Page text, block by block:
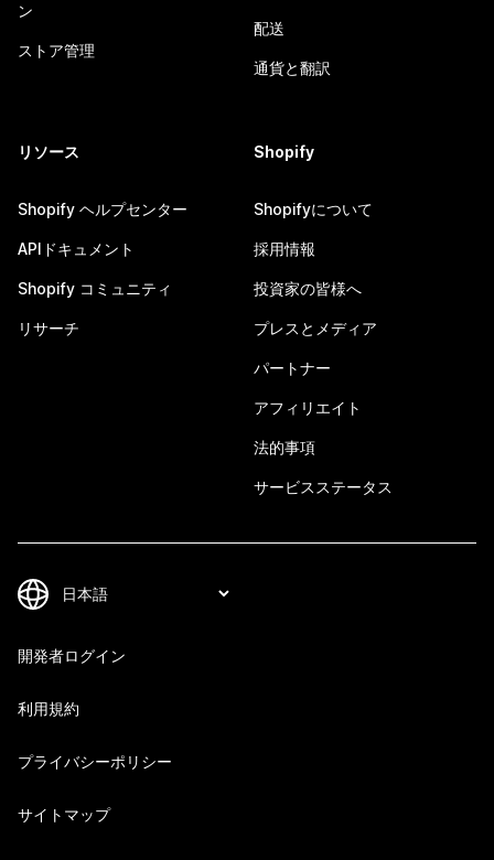
ン
ストア管理
配送
通貨と翻訳
リソース
Shopify ヘルプセンター
APIドキュメント
Shopify コミュニティ
リサーチ
Shopify
Shopifyについて
採用情報
投資家の皆様へ
プレスとメディア
パートナー
アフィリエイト
法的事項
サービスステータス
開発者ログイン
利用規約
プライバシーポリシー
サイトマップ